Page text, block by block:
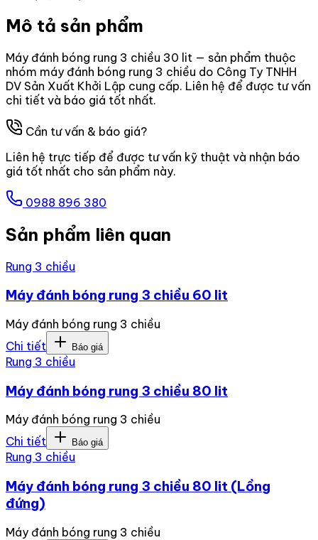
Mô tả sản phẩm
Máy đánh bóng rung 3 chiều 30 lit — sản phẩm thuộc
nhóm máy đánh bóng rung 3 chiều do Công Ty TNHH
DV Sản Xuất Khởi Lập cung cấp. Liên hệ để được tư vấn
chi tiết và báo giá tốt nhất.
Cần tư vấn & báo giá?
Liên hệ trực tiếp để được tư vấn kỹ thuật và nhận báo
giá tốt nhất cho sản phẩm này.
0988 896 380
Sản phẩm liên quan
Rung 3 chiều
Máy đánh bóng rung 3 chiều 60 lit
Máy đánh bóng rung 3 chiều
Chi tiết
Báo giá
Rung 3 chiều
Máy đánh bóng rung 3 chiều 80 lit
Máy đánh bóng rung 3 chiều
Chi tiết
Báo giá
Rung 3 chiều
Máy đánh bóng rung 3 chiều 80 lit (Lồng
đứng)
Máy đánh bóng rung 3 chiều